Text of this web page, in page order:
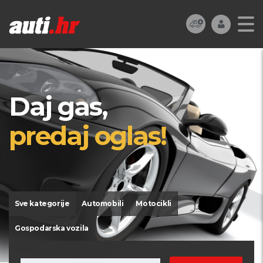
Daj gas,
predaj oglas!
Sve kategorije Automobili Motocikli
Gospodarska vozila